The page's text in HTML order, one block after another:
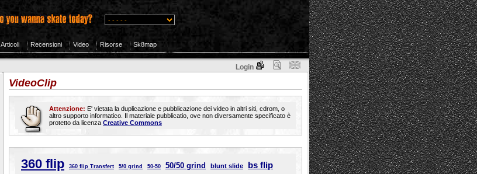
Articoli Recensioni Video Risorse Sk8map
Login
VideoClip
Attenzione: E' vietata la duplicazione e pubblicazione dei video in altri siti, cdrom, o
altro supporto informatico. Il materiale pubblicatio, ove non diversamente specificato è
protetto da licenza Creative Commons
360 flip 360 flip Transfert 5/0 grind 50-50 50/50 grind blunt slide bs flip